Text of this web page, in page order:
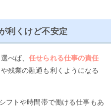
利くけど不安定
べば、任せられる仕事の責任
残業の融通も利くようになる
フトや時間帯で働ける仕事もあ